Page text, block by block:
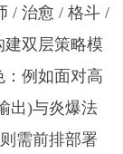
/ 治愈 / 格斗 /
双层策略模
例如面对高
出)与炎爆法
需前排部署